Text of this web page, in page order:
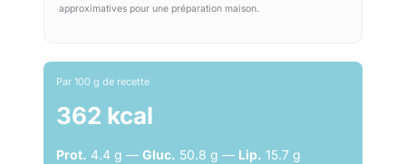
approximatives pour une préparation maison.
Par 100 g de recette
362 kcal
Prot. 4.4 g — Gluc. 50.8 g — Lip. 15.7 g